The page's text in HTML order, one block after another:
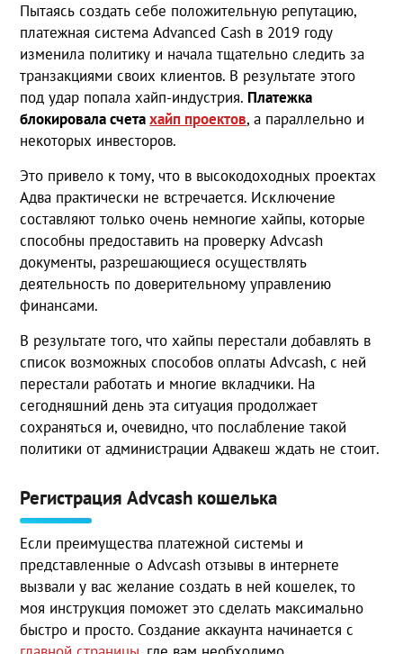
Пытаясь создать себе положительную репутацию,
платежная система Advanced Cash в 2019 году
изменила политику и начала тщательно следить за
транзакциями своих клиентов. В результате этого
под удар попала хайп-индустрия. Платежка
блокировала счетахайп проектов, а параллельно и
некоторых инвесторов.
Это привело к тому, что в высокодоходных проектах
Адва практически не встречается. Исключение
составляют только очень немногие хайпы, которые
способны предоставить на проверку Advcash
документы, разрешающиеся осуществлять
деятельность по доверительному управлению
финансами.
В результате того, что хайпы перестали добавлять в
список возможных способов оплаты Advcash, с ней
перестали работать и многие вкладчики. На
сегодняшний день эта ситуация продолжает
сохраняться и, очевидно, что послабление такой
политики от администрации Адвакеш ждать не стоит.
Регистрация Advcash кошелька
Если преимущества платежной системы и
представленные о Advcash отзывы в интернете
вызвали у вас желание создать в ней кошелек, то
моя инструкция поможет это сделать максимально
быстро и просто. Создание аккаунта начинается с